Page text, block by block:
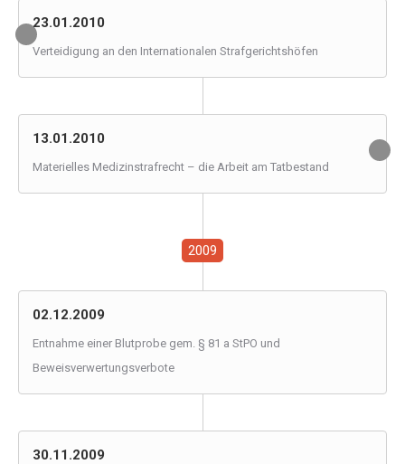
23.01.2010
Verteidigung an den Internationalen Strafgerichtshöfen
13.01.2010
Materielles Medizinstrafrecht – die Arbeit am Tatbestand
2009
02.12.2009
Entnahme einer Blutprobe gem. § 81 a StPO und
Beweisverwertungsverbote
30.11.2009